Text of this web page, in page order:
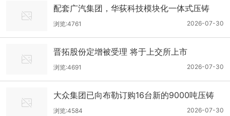
配套广汽集团，华荻科技模块化一体式压铸
（数字化工厂二期）项目开工
2026-07-30
浏览:4761
晋拓股份定增被受理 将于上交所上市
2026-07-30
浏览:4691
大众集团已向布勒订购16台新的9000吨压铸
机，用于其下一代电动汽车平台的前后底盘铸
2026-07-30
浏览:4584